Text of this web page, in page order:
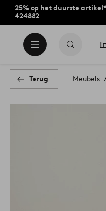
25% op het duurste
424882
Terug Meubels